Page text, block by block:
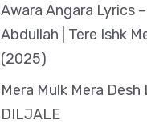
Awara Angara Lyrics
Abdullah | Tere Ishk
(2025)
Mera Mulk Mera Desh
DILJALE